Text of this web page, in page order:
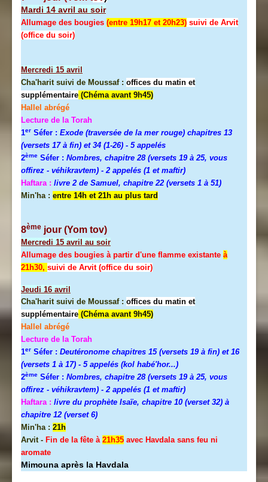
Mardi 14 avril au soir
Allumage des bougies (entre 19h17 et 20h23) suivi de Arvit
(office du soir)
Mercredi 15 avril
Cha'harit suivi de Moussaf : offices du matin et
supplémentaire (Chéma avant 9h45)
Hallel abrégé
Lecture de la Torah
1er Séfer : Exode (traversée de la mer rouge) chapitres 13
(versets 17 à fin) et 34 (1-26) - 5 appelés
2ème Séfer : Nombres, chapitre 28 (versets 19 à 25, vous
offirez - véhikravtem) - 2 appelés (1 et maftir)
Haftara : livre 2 de Samuel, chapitre 22 (versets 1 à 51)
Min'ha : entre 14h et 21h au plus tard
8ème jour (Yom tov)
Mercredi 15 avril au soir
Allumage des bougies à partir d'une flamme existante à
21h30, suivi de Arvit (office du soir)
Jeudi 16 avril
Cha'harit suivi de Moussaf : offices du matin et
supplémentaire (Chéma avant 9h45)
Hallel abrégé
Lecture de la Torah
1er Séfer : Deutéronome chapitres 15 (versets 19 à fin) et 16
(versets 1 à 17) - 5 appelés (kol habé'hor...)
2ème Séfer : Nombres, chapitre 28 (versets 19 à 25, vous
offirez - véhikravtem) - 2 appelés (1 et maftir)
Haftara : livre du prophète Isaïe, chapitre 10 (verset 32) à
chapitre 12 (verset 6)
Min'ha : 21h
Arvit - Fin de la fête à 21h35 avec Havdala sans feu ni
aromate
Mimouna après la Havdala